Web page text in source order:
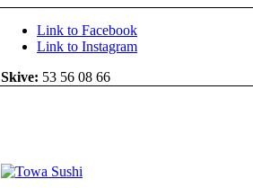
Link to Facebook
Link to Instagram
Skive: 53 56 08 66